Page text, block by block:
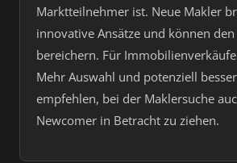
Marktteilnehmer ist. Neue Makler
innovative Ansätze und können
bereichern. Für
Mehr Auswahl und potenziell
empfehlen, bei der Maklersuche
Newcomer in Betracht zu ziehen.